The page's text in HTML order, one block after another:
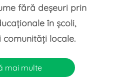
fără deșeuri prin
în școli,
comunități locale.
mai multe